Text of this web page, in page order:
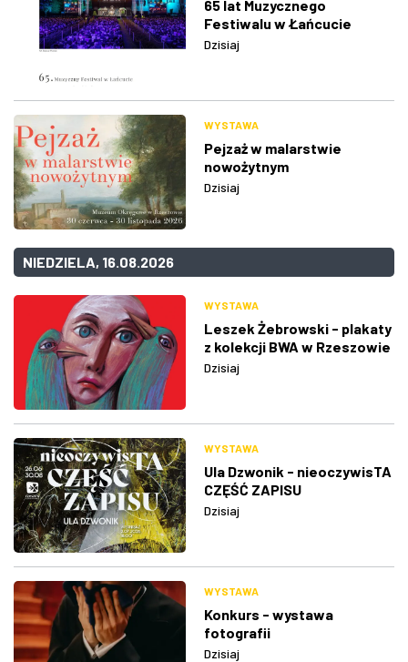
65 lat Muzycznego
Festiwalu w Łańcucie
Dzisiaj
WYSTAWA
Pejzaż w malarstwie
nowożytnym
Dzisiaj
NIEDZIELA, 16.08.2026
WYSTAWA
Leszek Żebrowski - plakaty
z kolekcji BWA w Rzeszowie
Dzisiaj
WYSTAWA
Ula Dzwonik - nieoczywisTA
CZĘŚĆ ZAPISU
Dzisiaj
WYSTAWA
Konkurs - wystawa
fotografii
Dzisiaj